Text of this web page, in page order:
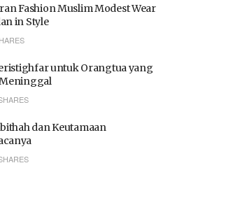
Fashion Muslim Modest Wear
in Style
untuk Orangtua yang
dan Keutamaan